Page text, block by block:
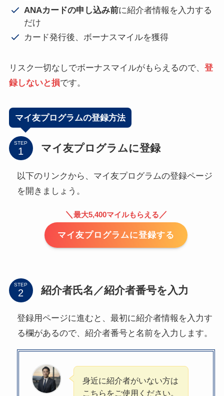
ANAカードの申し込み前に紹介者情報を入力する
だけ
カード発行後、ボーナスマイルを獲得
リスク一切なしでボーナスマイルがもらえるので、 登
録しないと損です。
マイ友プログラムの登録方法
STEP マイ友プログラムに登録
以下のリンクから、マイ友プログラムの登録ページ
を開きましょう。
＼最大5,400マイルもらえる／
マイ友プログラムに登録する
STEP 紹介者氏名／紹介者番号を入力
登録用ページに進むと、最初に紹介者情報を入力す
る欄があるので、紹介者番号と名前を入力します。
身近に紹介者がいない方は
こちらをご使用ください。